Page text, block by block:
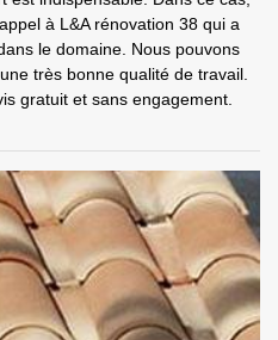
à L&A rénovation 38 qui a
le domaine. Nous pouvons
très bonne qualité de travail.
gratuit et sans engagement.